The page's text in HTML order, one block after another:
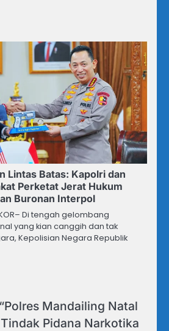
Lintas Batas: Kapolri dan
Perketat Jerat Hukum
Buronan Interpol
Di tengah gelombang
yang kian canggih dan tak
Kepolisian Negara Republik
Polres Mandailing Natal
Pidana Narkotika